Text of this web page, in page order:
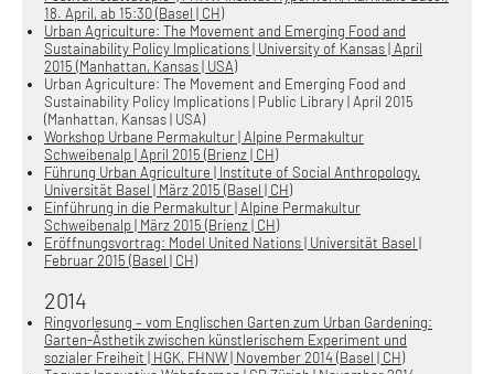
18. April, ab 15:30 (Basel | CH)
Urban Agriculture: The Movement and Emerging Food and
Sustainability Policy Implications | University of Kansas | April
2015 (Manhattan, Kansas | USA)
Urban Agriculture: The Movement and Emerging Food and
Sustainability Policy Implications | Public Library | April 2015
(Manhattan, Kansas | USA)
Workshop Urbane Permakultur | Alpine Permakultur
Schweibenalp | April 2015 (Brienz | CH)
Führung Urban Agriculture | Institute of Social Anthropology,
Universität Basel | März 2015 (Basel | CH)
Einführung in die Permakultur | Alpine Permakultur
Schweibenalp | März 2015 (Brienz | CH)
Eröffnungsvortrag: Model United Nations | Universität Basel |
Februar 2015 (Basel | CH)
2014
Ringvorlesung – vom Englischen Garten zum Urban Gardening:
Garten-Ästhetik zwischen künstlerischem Experiment und
sozialer Freiheit | HGK, FHNW | November 2014 (Basel | CH)